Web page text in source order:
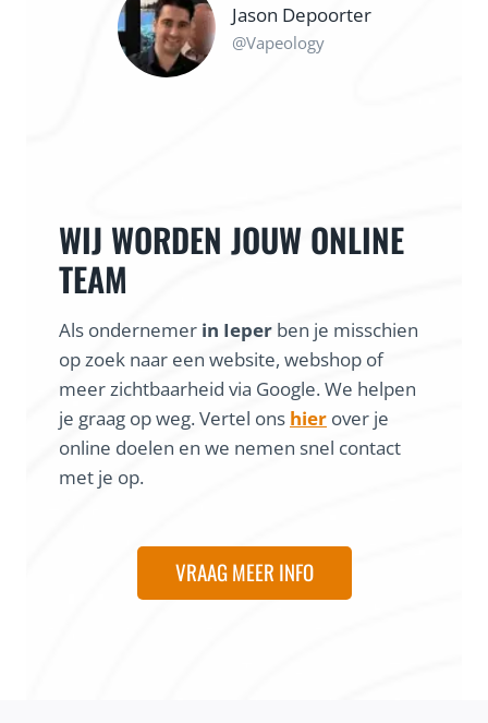
Jason Depoorter
@Vapeology
WIJ WORDEN JOUW ONLINE
TEAM
Als ondernemer in Ieper ben je misschien
op zoek naar een website, webshop of
meer zichtbaarheid via Google. We helpen
je graag op weg. Vertel ons hier over je
online doelen en we nemen snel contact
met je op.
VRAAG MEER INFO